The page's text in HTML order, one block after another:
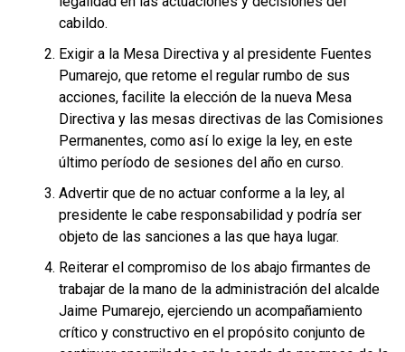
cabildo.
Exigir a la Mesa Directiva y al presidente Fuentes
Pumarejo, que retome el regular rumbo de sus
acciones, facilite la elección de la nueva Mesa
Directiva y las mesas directivas de las Comisiones
Permanentes, como así lo exige la ley, en este
último período de sesiones del año en curso.
Advertir que de no actuar conforme a la ley, al
presidente le cabe responsabilidad y podría ser
objeto de las sanciones a las que haya lugar.
Reiterar el compromiso de los abajo firmantes de
trabajar de la mano de la administración del alcalde
Jaime Pumarejo, ejerciendo un acompañamiento
crítico y constructivo en el propósito conjunto de